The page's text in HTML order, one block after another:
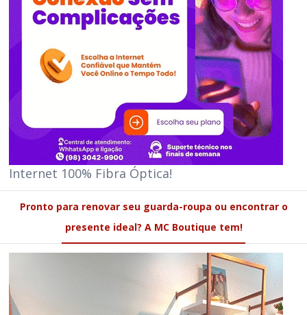
Internet 100% Fibra Óptica!
Pronto para renovar seu guarda-roupa ou encontrar o
presente ideal? A MC Boutique tem!